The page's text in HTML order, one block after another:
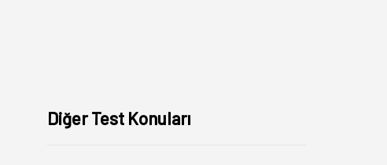
Diğer Test Konuları